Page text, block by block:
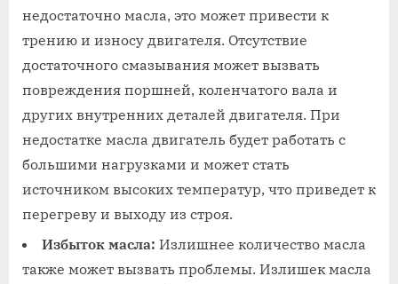
недостаточно масла, это может привести к
трению и износу двигателя. Отсутствие
достаточного смазывания может вызвать
повреждения поршней, коленчатого вала и
других внутренних деталей двигателя. При
недостатке масла двигатель будет работать с
большими нагрузками и может стать
источником высоких температур, что приведет к
перегреву и выходу из строя.
Избыток масла: Излишнее количество масла
также может вызвать проблемы. Излишек масла